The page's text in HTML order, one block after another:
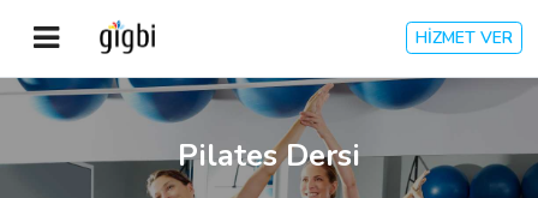
HİZMET VER
Anasayfa
Pilates Dersi